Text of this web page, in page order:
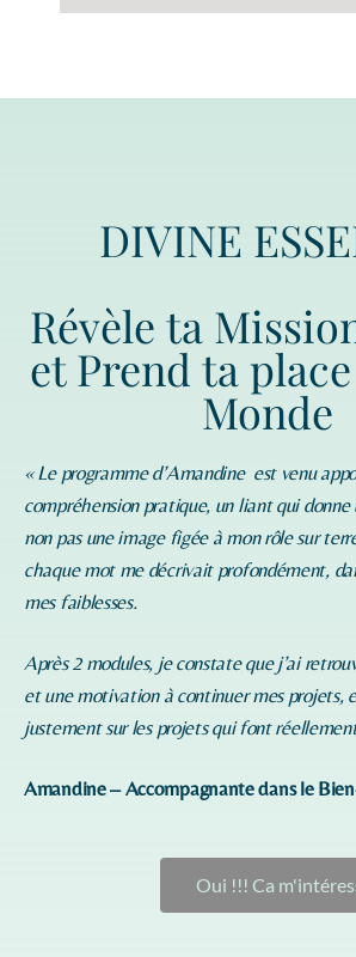
DIVINE
Révèle ta
et Prend ta
Monde
« Le programme d’Amandineest venu
compréhension pratique, un liant qui donne
non pas une image figée à mon rôle sur
chaque mot me décrivait profondément,
mes faiblesses.
Après 2 modules, je constate que j’ai
et une motivation à continuer mes projets,
justement sur les projets qui font
Amandine – Accompagnante dans le
Oui !!! Ca